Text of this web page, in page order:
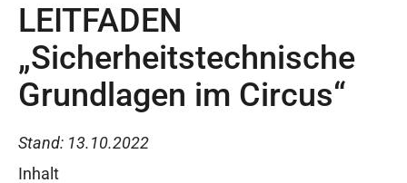
LEITFADEN
„Sicherheitstechnische
Grundlagen im Circus“
Stand: 13.10.2022
Inhalt